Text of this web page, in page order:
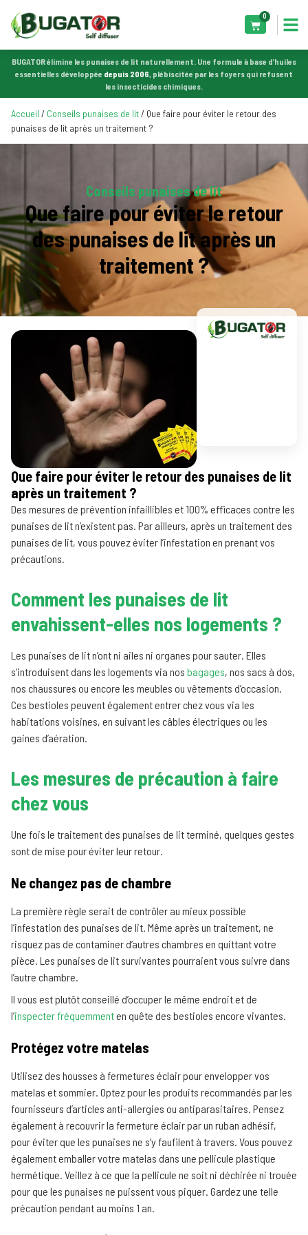
0
BUGATOR élimine les punaises de lit naturellement. Une formule à base d’huiles
essentielles développée depuis 2006, plébiscitée par les foyers qui refusent
les insecticides chimiques.
Accueil / Conseils punaises de lit/ Que faire pour éviter le retour des
punaises de lit après un traitement ?
Conseils punaises de lit
Que faire pour éviter le retour
des punaises de lit après un
traitement ?
Que faire pour éviter le retour des punaises de lit
après un traitement ?
Des mesures de prévention infaillibles et 100% efficaces contre les
punaises de lit n’existent pas. Par ailleurs, après un traitement des
punaises de lit, vous pouvez éviter l’infestation en prenant vos
précautions.
Comment les punaises de lit
envahissent-elles nos logements ?
Les punaises de lit n’ont ni ailes ni organes pour sauter. Elles
s’introduisent dans les logements via nos bagages, nos sacs à dos,
nos chaussures ou encore les meubles ou vêtements d’occasion.
Ces bestioles peuvent également entrer chez vous via les
habitations voisines, en suivant les câbles électriques ou les
gaines d’aération.
Les mesures de précaution à faire
chez vous
Une fois le traitement des punaises de lit terminé, quelques gestes
sont de mise pour éviter leur retour.
Ne changez pas de chambre
La première règle serait de contrôler au mieux possible
l’infestation des punaises de lit. Même après un traitement, ne
risquez pas de contaminer d’autres chambres en quittant votre
pièce. Les punaises de lit survivantes pourraient vous suivre dans
l’autre chambre.
Il vous est plutôt conseillé d’occuper le même endroit et de
l’inspecter fréquemmenten quête des bestioles encore vivantes.
Protégez votre matelas
Utilisez des housses à fermetures éclair pour envelopper vos
matelas et sommier. Optez pour les produits recommandés par les
fournisseurs d’articles anti-allergies ou antiparasitaires. Pensez
également à recouvrir la fermeture éclair par un ruban adhésif,
pour éviter que les punaises ne s’y faufilent à travers. Vous pouvez
également emballer votre matelas dans une pellicule plastique
hermétique. Veillez à ce que la pellicule ne soit ni déchirée ni trouée
pour que les punaises ne puissent vous piquer. Gardez une telle
précaution pendant au moins 1 an.